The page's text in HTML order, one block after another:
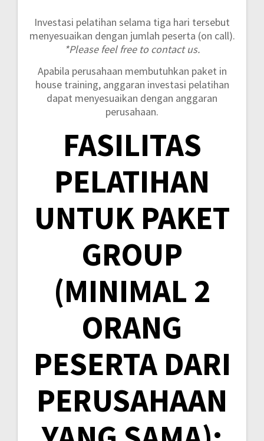
Investasi pelatihan selama tiga hari tersebut
menyesuaikan dengan jumlah peserta (on call).
*Please feel free to contact us.
Apabila perusahaan membutuhkan paket in
house training, anggaran investasi pelatihan
dapat menyesuaikan dengan anggaran
perusahaan.
FASILITAS
PELATIHAN
UNTUK PAKET
GROUP
(MINIMAL 2
ORANG
PESERTA DARI
PERUSAHAAN